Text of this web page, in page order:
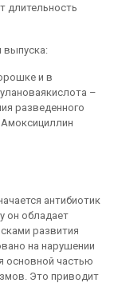
длительность
выпуска:
и в
–
разведенного
Амоксициллин
антибиотик
он обладает
развития
на нарушении
основной частью
Это приводит